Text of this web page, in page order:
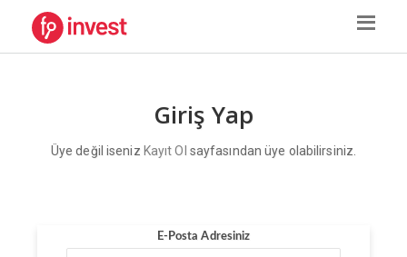
Giriş Yap
Üye değil iseniz Kayıt Ol sayfasından üye olabilirsiniz.
E-Posta Adresiniz